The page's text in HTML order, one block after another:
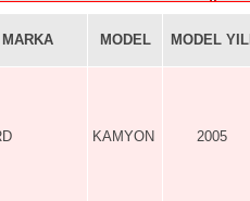
MARKA MODEL MODEL YILI
KAMYON 2005